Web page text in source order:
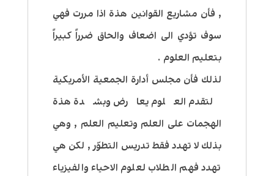
, فأن مشاريع القوانين هذة اذا مررت فهي
سوف تؤدي الى اضعاف والحاق ضرراً كبيراً
بتعليم العلوم .
لذلك فأن مجلس أدارة الجمعية الأمريكية
لتقدم العلوم يعارض وبشدة هذة
الهجمات على العلم وتعليم العلم , وهي
بذلك لا تهدد فقط تدريس التطوّر , لكن هي
تهدد فهم الطلاب لعلوم الاحياء والفيزياء